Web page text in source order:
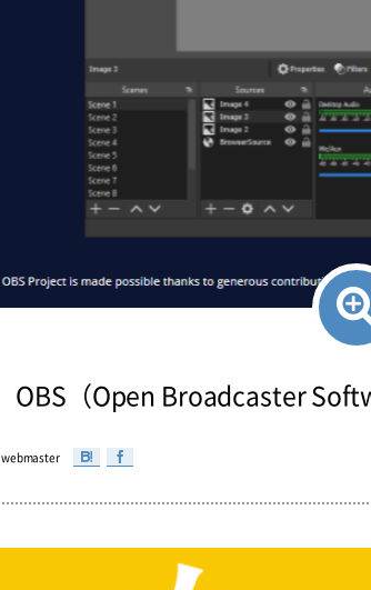
OBS（Open Broadcaster
webmaster